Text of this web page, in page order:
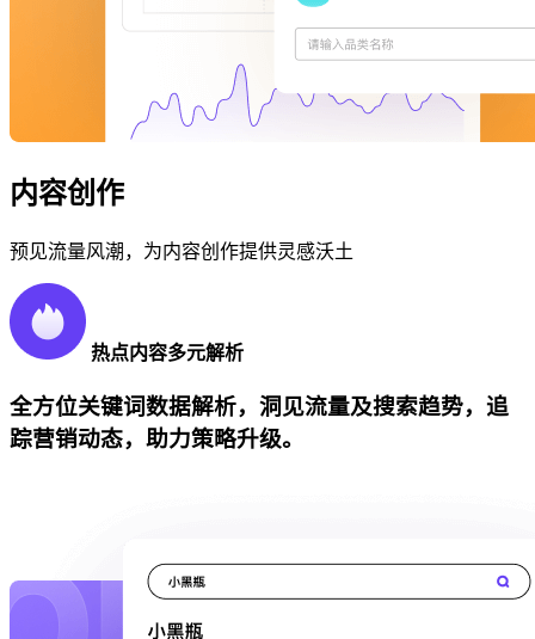
内容创作
预见流量风潮，为内容创作提供灵感沃土
热点内容多元解析
全方位关键词数据解析，洞见流量及搜索趋势，追
踪营销动态，助力策略升级。